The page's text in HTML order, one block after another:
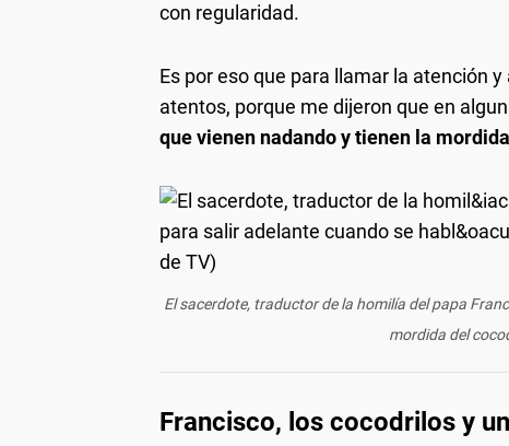
con regularidad.
Es por eso que para llamar la atención
atentos, porque me dijeron que en
que vienen nadando y tienen la
El sacerdote, traductor de la homilía del papa
mordida del
Francisco, los cocodrilos y